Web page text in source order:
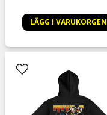
LÄGG I VARUKORGEN